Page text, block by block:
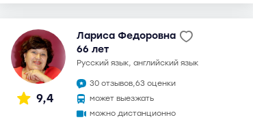
9,4
Лариса Федоровна
66 лет
русский язык, английский язык
30 отзывов,63 оценки
может выезжать
можно дистанционно